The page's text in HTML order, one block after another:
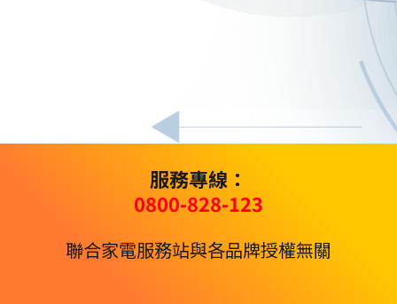
服務專線：
0800-828-123
聯合家電服務站與各品牌授權無關